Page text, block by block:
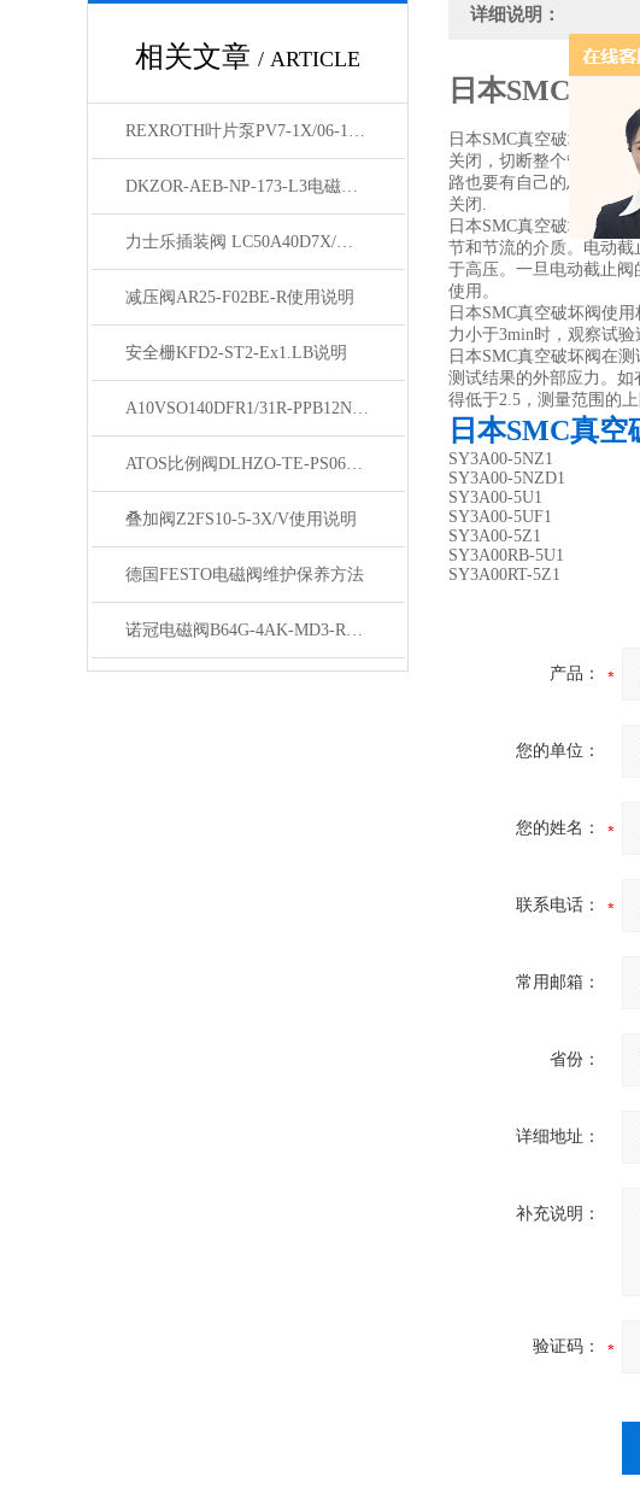
相关文章 / ARTICLE
REXROTH叶片泵PV7-1X/06-14RA01MA3-07天津经销
DKZOR-AEB-NP-173-L3电磁阀参数
力士乐插装阀 LC50A40D7X/货期短
减压阀AR25-F02BE-R使用说明
安全栅KFD2-ST2-Ex1.LB说明
A10VSO140DFR1/31R-PPB12N00柱塞泵发货
ATOS比例阀DLHZO-TE-PS060-L71原理
叠加阀Z2FS10-5-3X/V使用说明
德国FESTO电磁阀维护保养方法
诺冠电磁阀B64G-4AK-MD3-RMG结构
详细说明：
日本SMC真空
日本SMC真空破坏阀阀
关闭，切断整个管路，
路也要有自己的总阀门
关闭.
日本SMC真空破坏阀的
节和节流的介质。电动
于高压。一旦电动截止
使用。
日本SMC真空破坏阀使
力小于3min时，观察试
日本SMC真空破坏阀在
测试结果的外部应力。
得低于2.5，测量范围的
日本SMC真空
SY3A00-5NZ1
SY3A00-5NZD1
SY3A00-5U1
SY3A00-5UF1
SY3A00-5Z1
SY3A00RB-5U1
SY3A00RT-5Z1
产品：
您的单位：
您的姓名：
联系电话：
常用邮箱：
省份：
详细地址：
补充说明：
验证码：